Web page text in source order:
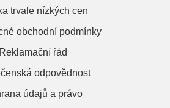
trvale nízkých cen
obchodní podmínky
Reklamační řád
odpovědnost
údajů a právo